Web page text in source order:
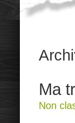
Ma
Non